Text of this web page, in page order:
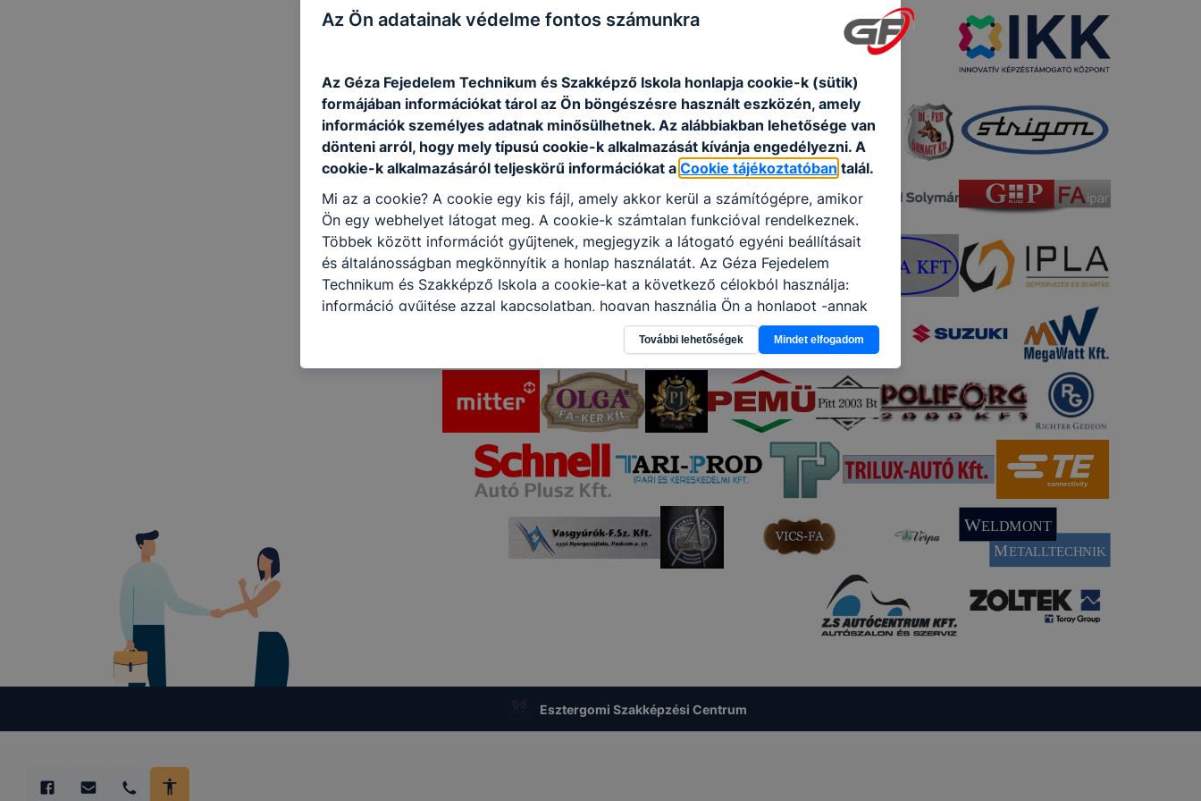
Esztergomi Szakképzési Centrum
Az Ön adatainak védelme fontos számunkra
Az Géza Fejedelem Technikum és Szakképző Iskola honlapja cookie-k (sütik)
formájában információkat tárol az Ön böngészésre használt eszközén, amely
információk személyes adatnak minősülhetnek. Az alábbiakban lehetősége van
dönteni arról, hogy mely típusú cookie-k alkalmazását kívánja engedélyezni. A
cookie-k alkalmazásáról teljeskörű információkat a Cookie tájékoztatóban talál.
Mi az a cookie? A cookie egy kis fájl, amely akkor kerül a számítógépre, amikor
Ön egy webhelyet látogat meg. A cookie-k számtalan funkcióval rendelkeznek.
Többek között információt gyűjtenek, megjegyzik a látogató egyéni beállításait
és általánosságban megkönnyítik a honlap használatát. Az Géza Fejedelem
Technikum és Szakképző Iskola a cookie-kat a következő célokból használja:
információ gyűjtése azzal kapcsolatban, hogyan használja Ön a honlapot -annak
felmérésével, hogy a honlap melyik részeit látogatja, vagy használja leginkább,
így megtudhatjuk, hogyan biztosítsunk Önnek még jobb felhasználói élményt, ha
ismét meglátogatja oldalunkat, honlap fejlesztése. Hogyan ellenőrizheti és hogyan
tudja kikapcsolni a cookie-kat? Minden modern böngésző engedélyezi a cookie-k
beállításának a változtatását. A legtöbb böngésző alapértelmezettként
automatikusan elfogadja a cookie-kat, de ezek általában megváltoztathatók.
Felhívjuk figyelmét, hogy mivel a cookie-k célja honlapunk használhatóságának és
folyamatainak megkönnyítése vagy lehetővé tétele, a cookie-k alkalmazásának
megakadályozása vagy törlése által előfordulhat, hogy felhasználóink nem
lesznek képesek honlapunk funkcióinak teljes körű használatára, vagy a honlap a
tervezettől eltérően fog működni böngészőjében.
További lehetőségek Mindet elfogadom